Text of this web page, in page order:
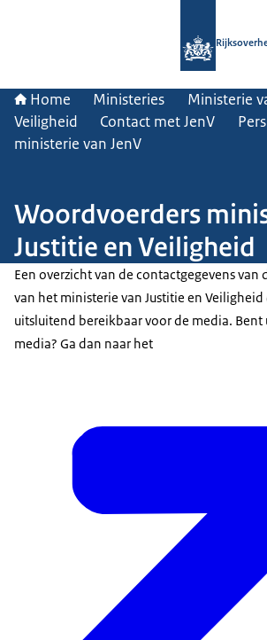
Home Ministeries
Ministerie
Veiligheid
Contact met JenV
ministerie van JenV
Woordvoerders
Justitie en Veiligheid
Een overzicht van de contactgegevens van
van het ministerie van Justitie en Veiligheid
uitsluitend bereikbaar voor de media. Bent
media? Ga dan naar het